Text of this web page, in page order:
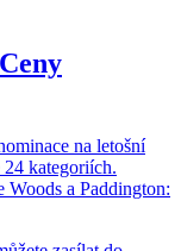
na letošní
kategoriích.
a Paddington: